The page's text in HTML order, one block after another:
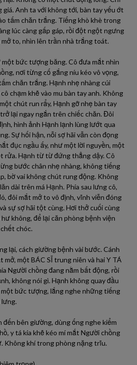
giá. Anh ta với không tới, bàn tay yếu ớt
tấm chăn trắng. Tiếng khò khè trong
lúc càng gấp gáp, rồi đột ngột ngưng
to, nhìn lên trần nhà trắng toát.
bức tượng băng. Cô đưa mắt nhìn
nơi từng cố gắng níu kéo vô vọng,
chăn trắng. Hạnh nhẹ nhàng cúi
chạm khẽ vào mu bàn tay anh. Không
chút run rẩy, Hạnh gỡ nhẹ bàn tay
lại ngay ngắn trên chiếc chăn. Đôi
hình ảnh Hạnh lạnh lùng lướt qua
Sự hối hận, nỗi sợ hãi vẫn còn đọng
đục ngầu ấy, như một lời nguyền, một
rửa. Hạnh từ từ đứng thẳng dậy. Cô
bước chân nhẹ nhàng, không tiếng
bờ vai không chút rung động. Không
dài trên má Hạnh. Phía sau lưng cô,
đôi mắt mở to vô định, vĩnh viễn đóng
sự sợ hãi tột cùng. Hơi thở cuối cùng
không, để lại căn phòng bệnh viện
chóc.
lại, cách giường bệnh vài bước. Cánh
mở, một BÁC SĨ trung niên và hai Y TÁ
Người chồng đang nằm bất động, rồi
không nói gì. Hạnh không quay đầu
một bức tượng, lắng nghe những tiếng
lưng.
đến bên giường, dùng ống nghe kiểm
y tá kia khẽ kéo mí mắt Người chồng
Không khí trong phòng nặng trĩu.